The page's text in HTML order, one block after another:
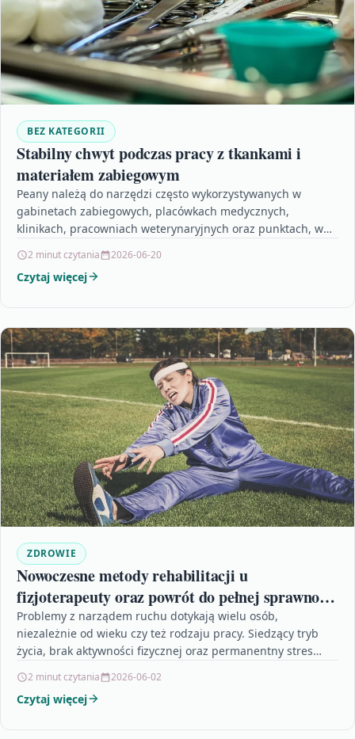
BEZ KATEGORII
Stabilny chwyt podczas pracy z tkankami i
materiałem zabiegowym
Peany należą do narzędzi często wykorzystywanych w
gabinetach zabiegowych, placówkach medycznych,
klinikach, pracowniach weterynaryjnych oraz punktach, w
przytrzymania…
2 minut czytania 2026-06-20
Czytaj więcej
ZDROWIE
Nowoczesne metody rehabilitacji u
fizjoterapeuty oraz powrót do pełnej sprawności
fizycznej
Problemy z narządem ruchu dotykają wielu osób,
niezależnie od wieku czy też rodzaju pracy. Siedzący tryb
życia, brak aktywności fizycznej oraz permanentny stres
2 minut czytania 2026-06-02
Czytaj więcej